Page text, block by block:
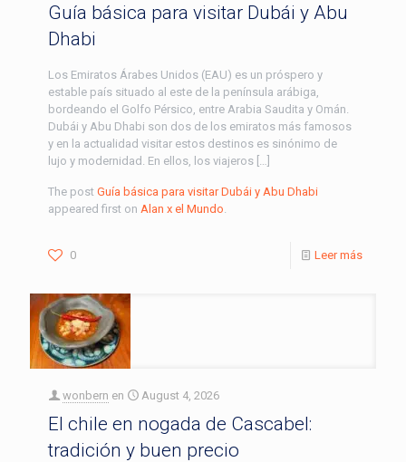
Guía básica para visitar Dubái y Abu
Dhabi
Los Emiratos Árabes Unidos (EAU) es un próspero y
estable país situado al este de la península arábiga,
bordeando el Golfo Pérsico, entre Arabia Saudita y Omán.
Dubái y Abu Dhabi son dos de los emiratos más famosos
y en la actualidad visitar estos destinos es sinónimo de
lujo y modernidad. En ellos, los viajeros […]
The post Guía básica para visitar Dubái y Abu Dhabi
appeared first on Alan x el Mundo
0 Leer más
wonbern en August 4, 2026
El chile en nogada de Cascabel:
tradición y buen precio